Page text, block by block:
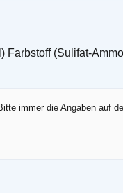
Farbstoff (Sulifat-
immer die Angaben auf